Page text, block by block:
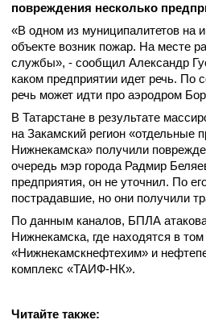
повреждения несколько
«В одном из муниципалитетов на
объекте возник пожар. На месте
службы», - сообщил Александр
каком предприятии идет речь. По
речь может идти про аэродром
В Татарстане в результате
на Закамский регион «отдельные
Нижнекамска» получили
очередь мэр города Радмир
предприятия, он не уточнил. По
пострадавшие, но они получили
По данным каналов, БПЛА
Нижнекамска, где находятся в
«Нижнекамскнефтехим» и
комплекс «ТАИФ-НК».
Читайте также: